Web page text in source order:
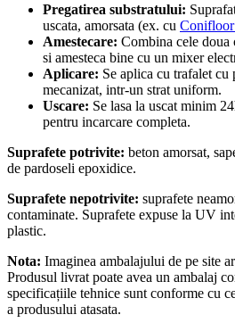
Pregatirea substratului:
uscata, amorsata (ex. cu Conifloor
Amestecare: Combina cele doua
si amesteca bine cu un mixer
Aplicare: Se aplica cu trafalet cu
mecanizat, intr-un strat uniform.
Uscare: Se lasa la uscat minim
pentru incarcare completa.
Suprafete potrivite: beton amorsat,
de pardoseli epoxidice.
Suprafete nepotrivite: suprafete
contaminate. Suprafete expuse la UV
plastic.
Nota: Imaginea ambalajului de pe site
Produsul livrat poate avea un ambalaj
specificațiile tehnice sunt conforme cu
a produsului atasata.